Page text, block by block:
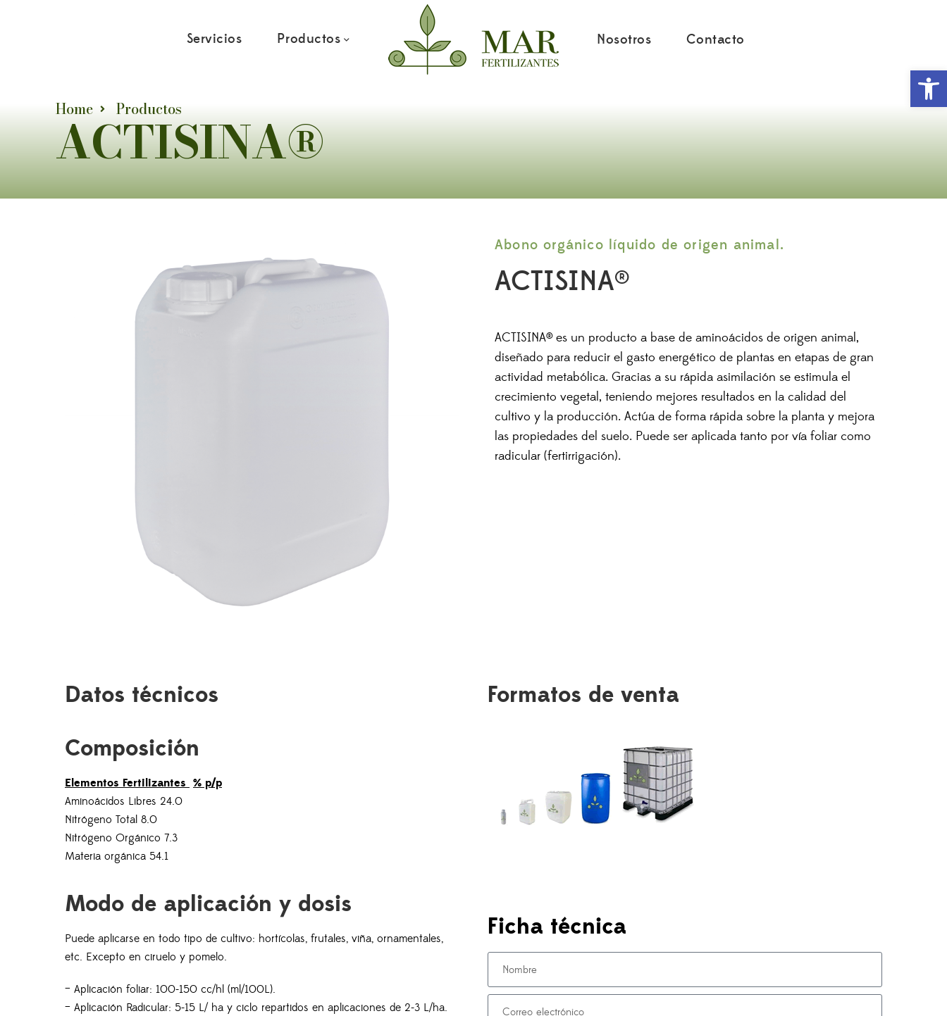
Servicios Productos Nosotros Contacto
ACTISINA
Home Productos
ACTISINA®
Abono orgánico líquido de origen animal.
ACTISINA®
ACTISINA® es un producto a base de aminoácidos de origen animal,
diseñado para reducir el gasto energético de plantas en etapas de gran
actividad metabólica. Gracias a su rápida asimilación se estimula el
crecimiento vegetal, teniendo mejores resultados en la calidad del
cultivo y la producción. Actúa de forma rápida sobre la planta y mejora
las propiedades del suelo. Puede ser aplicada tanto por vía foliar como
radicular (fertirrigación).
Datos técnicos
Composición
Elementos Fertilizantes % p/p
Aminoácidos Libres 24.0
Nitrógeno Total 8.0
Nitrógeno Orgánico 7.3
Materia orgánica 54.1
Modo de aplicación y dosis
Puede aplicarse en todo tipo de cultivo: hortícolas, frutales, viña, ornamentales,
etc. Excepto en ciruelo y pomelo.
– Aplicación foliar: 100-150 cc/hl (ml/100L).
– Aplicación Radicular: 5-15 L/ ha y ciclo repartidos en aplicaciones de 2-3 L/ha.
Formatos de venta
Ficha técnica